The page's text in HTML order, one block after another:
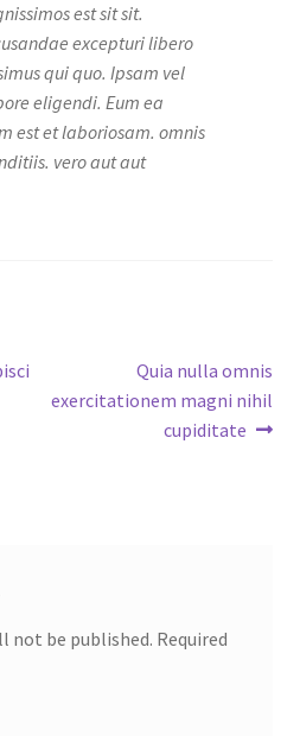
est sit sit.
excepturi libero
qui quo. Ipsam vel
eligendi. Eum ea
est et laboriosam. omnis
vero aut aut
Next
post:
Quia nulla omnis
exercitationem magni nihil
cupiditate
not be published. Required